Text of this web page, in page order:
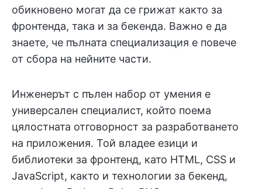
обикновено могат да се грижат както за
фронтенда, така и за бекенда. Важно е да
знаете, че пълната специализация е повече
от сбора на нейните части.
Инженерът с пълен набор от умения е
универсален специалист, който поема
цялостната отговорност за разработването
на приложения. Той владее езици и
библиотеки за фронтенд, като HTML, CSS и
JavaScript, както и технологии за бекенд,